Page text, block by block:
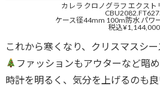
カレラ クロノグラフ エクスト
ケース径44mm 100m防水 パワ
税込¥1,144,000
これから寒くなり、クリスマスシ
ファッションもアウターなど暗
時計を明るく、気分を上げるのも